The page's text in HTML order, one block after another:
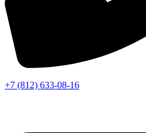
+7 (812) 633-08-16